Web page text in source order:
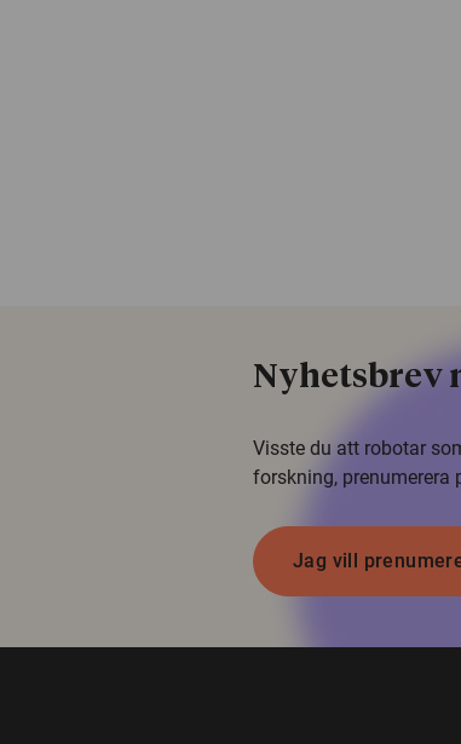
Nyhetsbrev
Visste du att robotar
forskning, prenumerera
Jag vill